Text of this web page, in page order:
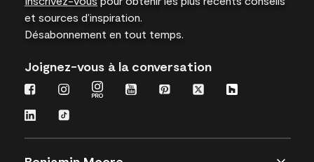
et sources d’inspiration.
Désabonnement en tout temps.
Joignez-vous à la conversation